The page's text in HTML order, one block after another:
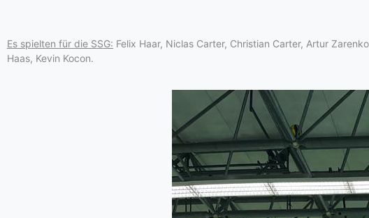
Es spielten für die SSG: Felix Haar, Niclas Carter, Christian Carter, Artur
Haas, Kevin Kocon.